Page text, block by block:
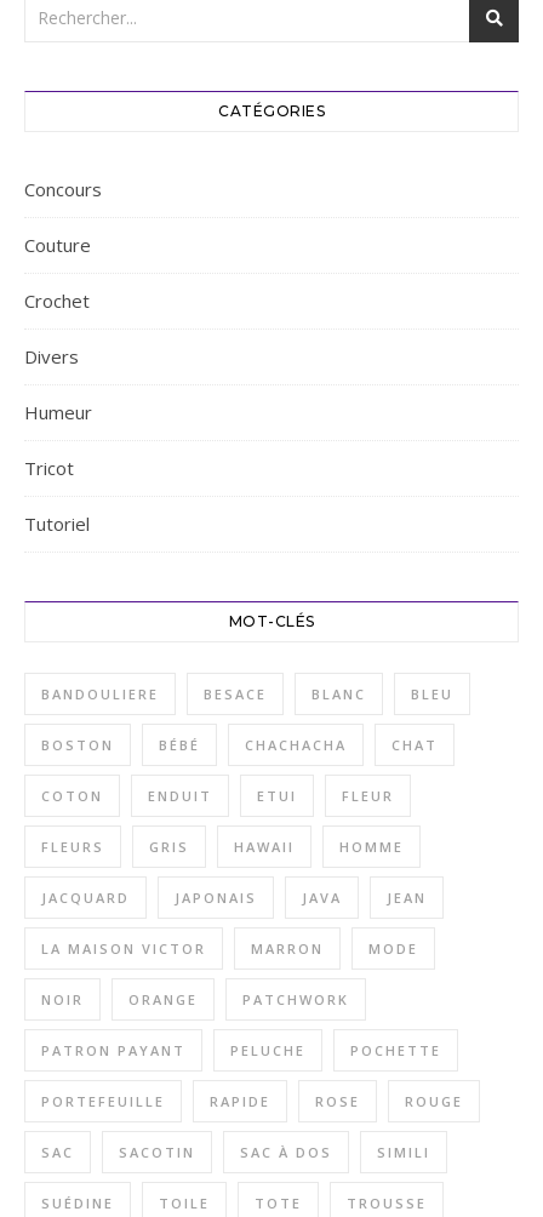
CATÉGORIES
Concours
Couture
Crochet
Divers
Humeur
Tricot
Tutoriel
MOT-CLÉS
BANDOULIERE BESACE BLANC BLEU
BOSTON BÉBÉ CHACHACHA CHAT
COTON ENDUIT ETUI FLEUR
FLEURS GRIS HAWAII HOMME
JACQUARD JAPONAIS JAVA JEAN
LA MAISON VICTOR MARRON MODE
NOIR ORANGE PATCHWORK
PATRON PAYANT PELUCHE POCHETTE
PORTEFEUILLE RAPIDE ROSE ROUGE
SAC SACOTIN SAC À DOS SIMILI
SUÉDINE TOILE TOTE TROUSSE